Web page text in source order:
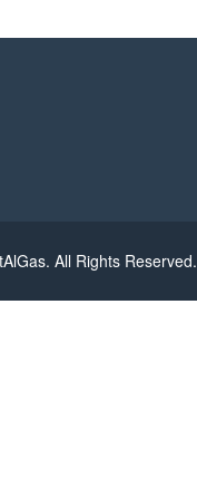
All Rights Reserved.